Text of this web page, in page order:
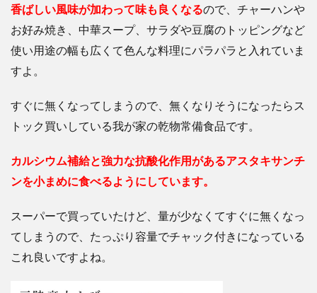
香ばしい風味が加わって味も良くなるので、チャーハンや
お好み焼き、中華スープ、サラダや豆腐のトッピングなど
使い用途の幅も広くて色んな料理にパラパラと入れていま
すよ。
すぐに無くなってしまうので、無くなりそうになったらス
トック買いしている我が家の乾物常備食品です。
カルシウム補給と強力な抗酸化作用があるアスタキサンチ
ンを小まめに食べるようにしています。
スーパーで買っていたけど、量が少なくてすぐに無くなっ
てしまうので、たっぷり容量でチャック付きになっている
これ良いですよね。